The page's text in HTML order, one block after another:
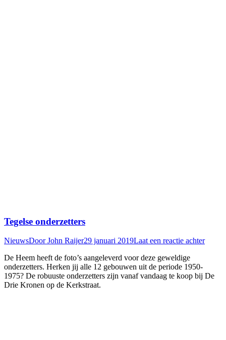
Tegelse onderzetters
NieuwsDoorJohn Raijer29 januari 2019Laat een reactie achter
De Heem heeft de foto’s aangeleverd voor deze geweldige
onderzetters. Herken jij alle 12 gebouwen uit de periode 1950-
1975? De robuuste onderzetters zijn vanaf vandaag te koop bij De
Drie Kronen op de Kerkstraat.